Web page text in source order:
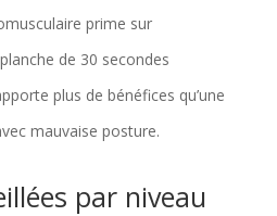
prime sur
de 30 secondes
plus de bénéfices qu’une
mauvaise posture.
par niveau